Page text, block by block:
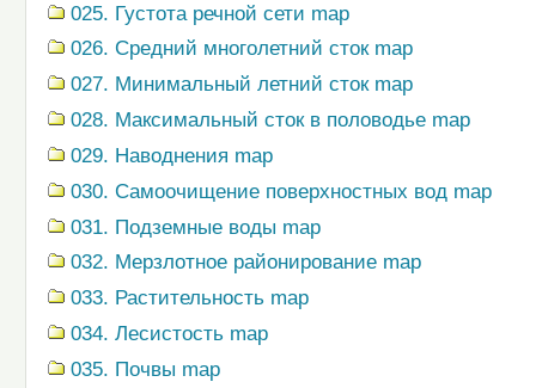
025. Густота речной сети map
026. Средний многолетний сток map
027. Минимальный летний сток map
028. Максимальный сток в половодье map
029. Наводнения map
030. Самоочищение поверхностных вод map
031. Подземные воды map
032. Мерзлотное районирование map
033. Растительность map
034. Лесистость map
035. Почвы map